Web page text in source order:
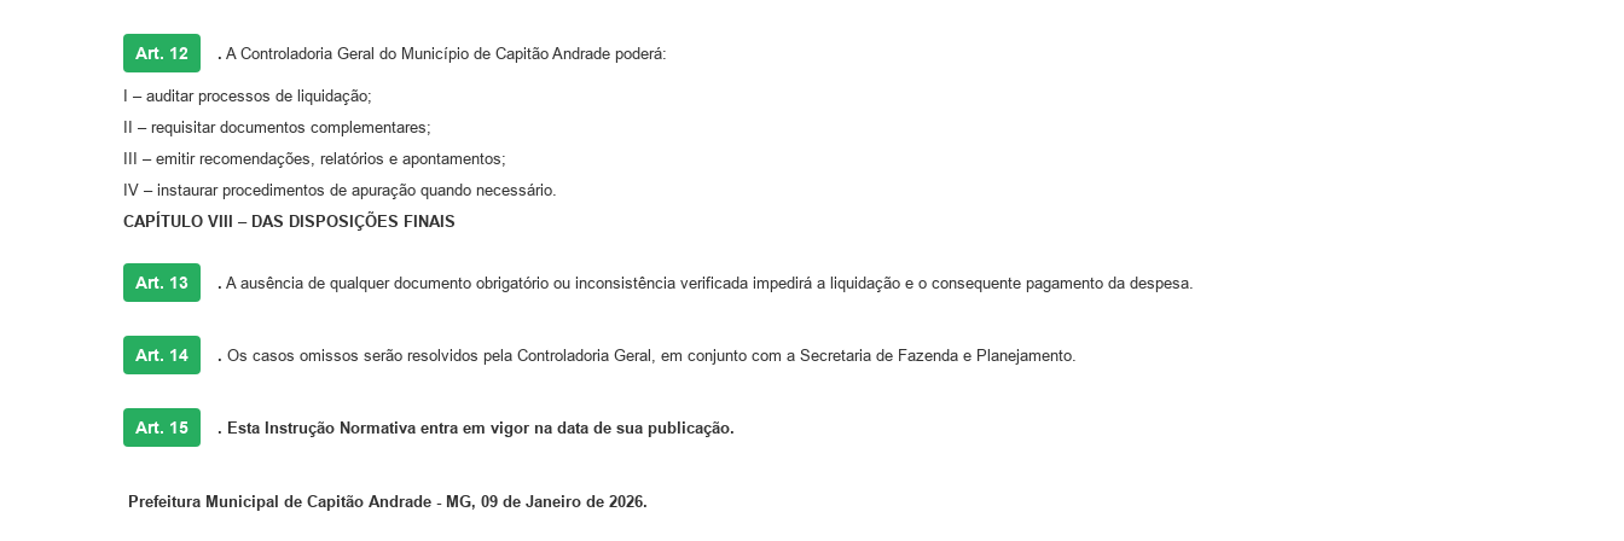
Art. 12 . A Controladoria Geral do Município de Capitão Andrade poderá:
I – auditar processos de liquidação;
II – requisitar documentos complementares;
III – emitir recomendações, relatórios e apontamentos;
IV – instaurar procedimentos de apuração quando necessário.
CAPÍTULO VIII – DAS DISPOSIÇÕES FINAIS
Art. 13 . A ausência de qualquer documento obrigatório ou inconsistência verificada impedirá a liquidação e o consequente pagamento da despesa.
Art. 14 . Os casos omissos serão resolvidos pela Controladoria Geral, em conjunto com a Secretaria de Fazenda e Planejamento.
Art. 15 . Esta Instrução Normativa entra em vigor na data de sua publicação.
Prefeitura Municipal de Capitão Andrade - MG, 09 de Janeiro de 2026.